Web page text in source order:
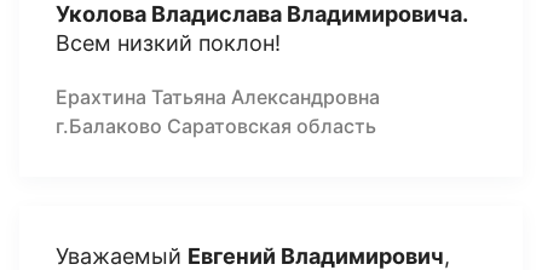
Уколова Владислава Владимировича.
Всем низкий поклон!
Ерахтина Татьяна Александровна
г.Балаково Саратовская область
Уважаемый Евгений Владимирович,